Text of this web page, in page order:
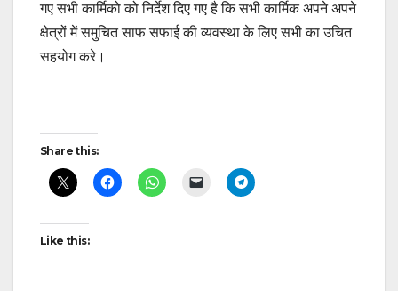
गए सभी कार्मिको को निर्देश दिए गए है कि सभी कार्मिक अपने अपने
क्षेत्रों में समुचित साफ सफाई की व्यवस्था के लिए सभी का उचित
सहयोग करे।
Post
navigation
Share this:
Like this: